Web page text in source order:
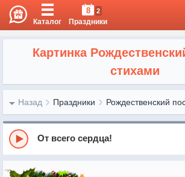
Каталог
8 2
Праздники
Картинка
стихами
Назад Праздники Рождественский
От всего сердца!